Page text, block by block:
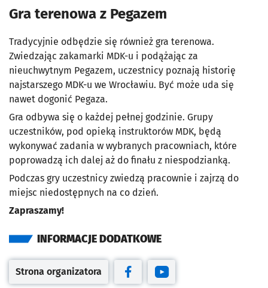
Gra terenowa z Pegazem
Tradycyjnie odbędzie się również gra terenowa.
Zwiedzając zakamarki MDK-u i podążając za
nieuchwytnym Pegazem, uczestnicy poznają historię
najstarszego MDK-u we Wrocławiu. Być może uda się
nawet dogonić Pegaza.
Gra odbywa się o każdej pełnej godzinie. Grupy
uczestników, pod opieką instruktorów MDK, będą
wykonywać zadania w wybranych pracowniach, które
poprowadzą ich dalej aż do finału z niespodzianką.
Podczas gry uczestnicy zwiedzą pracownie i zajrzą do
miejsc niedostępnych na co dzień.
Zapraszamy!
INFORMACJE DODATKOWE
Otwiera się w nowej karcie
Strona organizatora
Otwiera się w nowej karcie
Otwiera się w nowej